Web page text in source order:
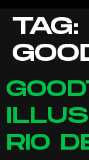
TAG:
RIO